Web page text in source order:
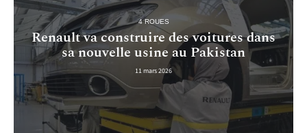
4 ROUES
Renault va construire des voitures dans
sa nouvelle usine au Pakistan
11 mars 2026